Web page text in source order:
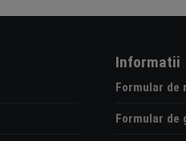
Informatii
Formular de
Formular de